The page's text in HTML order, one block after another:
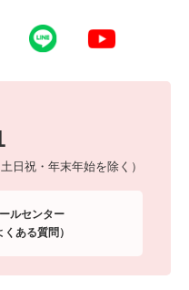
日祝・年末年始を除く）
ルセンター
くある質問）